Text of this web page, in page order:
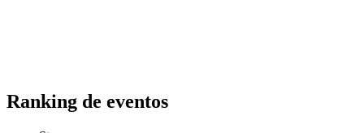
Ranking de eventos